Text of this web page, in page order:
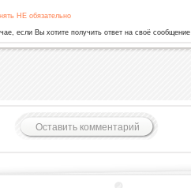
НЕ обязательно
если Вы хотите получить ответ на своё сообщение